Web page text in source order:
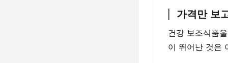
가격만 보
건강 보조식품
이 뛰어난 것은